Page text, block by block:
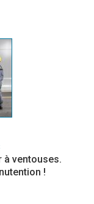
à ventouses.
!